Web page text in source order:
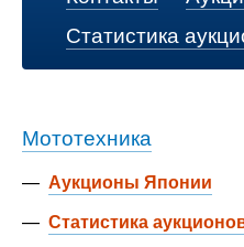
Статистика
Мототехника
— Аукционы Японии
— Статистика